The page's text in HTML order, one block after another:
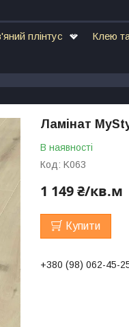
плінтус Клею
Ламінат
В наявності
Код: K063
1 149 ₴/кв.м
Купити
+380 (98) 062-45-